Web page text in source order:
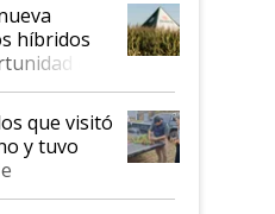
híbridos
en
que visitó
y tuvo